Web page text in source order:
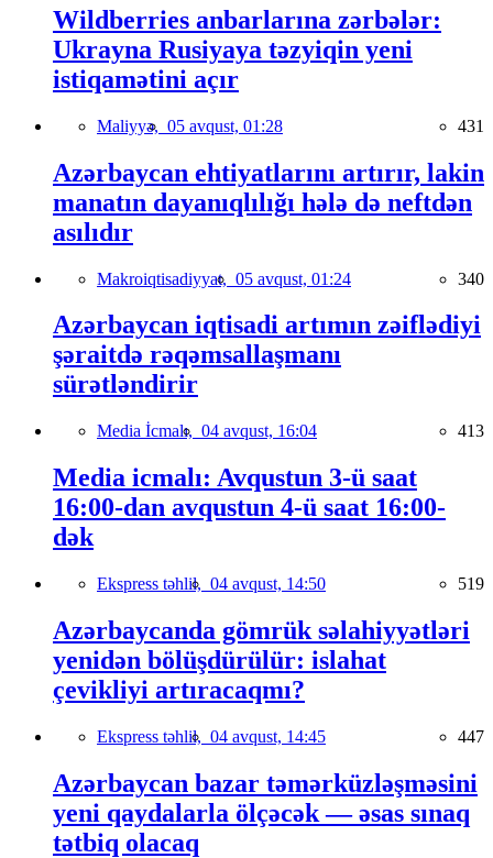
Wildberries anbarlarına zərbələr:
Ukrayna Rusiyaya təzyiqin yeni
istiqamətini açır
Maliyyə, 05 avqust, 01:28 431
Azərbaycan ehtiyatlarını artırır, lakin
manatın dayanıqlılığı hələ də neftdən
asılıdır
Makroiqtisadiyyat, 05 avqust, 01:24 340
Azərbaycan iqtisadi artımın zəiflədiyi
şəraitdə rəqəmsallaşmanı
sürətləndirir
Media İcmalı, 04 avqust, 16:04 413
Media icmalı: Avqustun 3-ü saat
16:00-dan avqustun 4-ü saat 16:00-
dək
Ekspress təhlil, 04 avqust, 14:50 519
Azərbaycanda gömrük səlahiyyətləri
yenidən bölüşdürülür: islahat
çevikliyi artıracaqmı?
Ekspress təhlil, 04 avqust, 14:45 447
Azərbaycan bazar təmərküzləşməsini
yeni qaydalarla ölçəcək — əsas sınaq
tətbiq olacaq